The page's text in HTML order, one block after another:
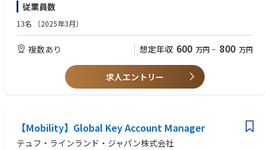
■重点領域
・EFポリマーにおけるマーケティング戦略の設計と推進
・社内メンバーおよび外部パートナーを含めたプロジェクト全体のリード
ケーションが可能な方）
・事業会社や広告代理店でのマーケティング経験者
・少人数チームやプロジェクトのリード経験
従業員数
13名 （2025年3月）
複数あり 想定年収 600 万円 ~ 800 万円
求人エントリー
【Mobility】Global Key Account Manager
テュフ・ラインランド・ジャパン株式会社